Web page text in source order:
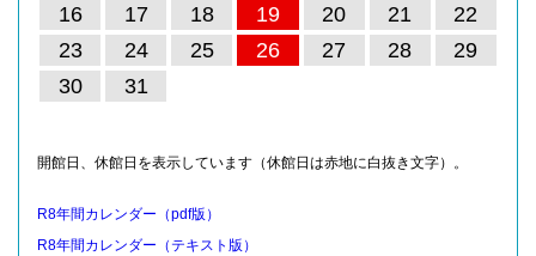
16
17 18 19 20 21
22
23
24 25 26 27 28
29
30
31
開館日、休館日を表示しています（休館日は赤地に白抜き文字）。
R8年間カレンダー（pdf版）
R8年間カレンダー（テキスト版）